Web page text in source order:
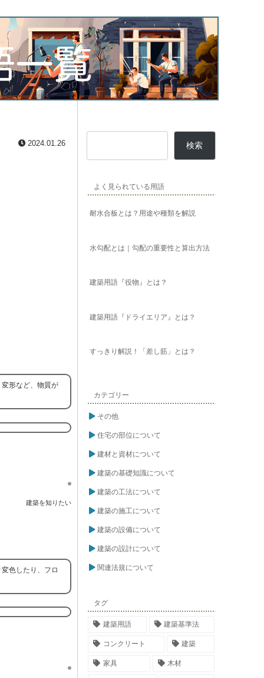
2024.01.26
形など、物質が
建築を知りたい
色したり、フロ
検索
よく見られている用語
耐水合板とは？用途や種類を解説
水勾配とは｜勾配の重要性と算出方法
建築用語『役物』とは？
建築用語『ドライエリア』とは？
すっきり解説！「差し筋」とは？
カテゴリー
その他
住宅の部位について
建材と資材について
建築の基礎知識について
建築の工法について
建築の施工について
建築の設備について
建築の設計について
関連法規について
タグ
建築用語 建築基準法
コンクリート 建築
家具 木材